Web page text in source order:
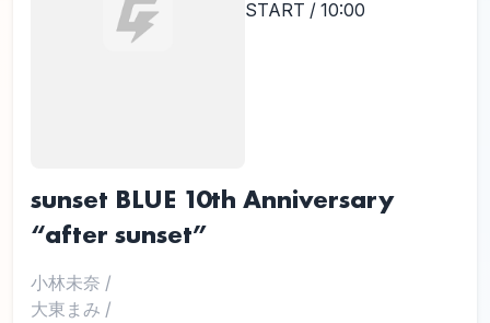
START / 10:00
sunset BLUE 10th Anniversary
“after sunset”
小林未奈 /
大東まみ /